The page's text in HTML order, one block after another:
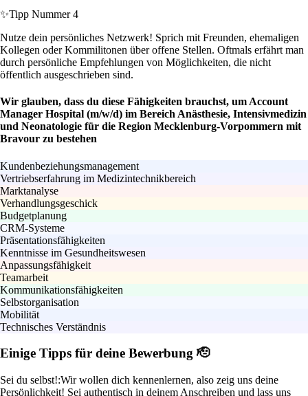
✨Tipp Nummer 4
Nutze dein persönliches Netzwerk! Sprich mit Freunden, ehemaligen
Kollegen oder Kommilitonen über offene Stellen. Oftmals erfährt man
durch persönliche Empfehlungen von Möglichkeiten, die nicht
öffentlich ausgeschrieben sind.
Wir glauben, dass du diese Fähigkeiten brauchst, um Account
Manager Hospital (m/w/d) im Bereich Anästhesie, Intensivmedizin
und Neonatologie für die Region Mecklenburg-Vorpommern mit
Bravour zu bestehen
Kundenbeziehungsmanagement
Vertriebserfahrung im Medizintechnikbereich
Marktanalyse
Verhandlungsgeschick
Budgetplanung
CRM-Systeme
Präsentationsfähigkeiten
Kenntnisse im Gesundheitswesen
Anpassungsfähigkeit
Teamarbeit
Kommunikationsfähigkeiten
Selbstorganisation
Mobilität
Technisches Verständnis
Einige Tipps für deine Bewerbung 🫡
Sei du selbst!:Wir wollen dich kennenlernen, also zeig uns deine
Persönlichkeit! Sei authentisch in deinem Anschreiben und lass uns